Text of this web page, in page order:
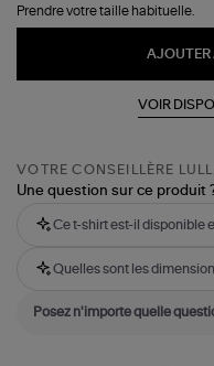
Prendre votre taille habituelle.
AJOUTER
VOIR
VOTRE CONSEILLÈRE LULLI
Une question sur ce produit
Ce t-shirt est-il disponible
Quelles sont les